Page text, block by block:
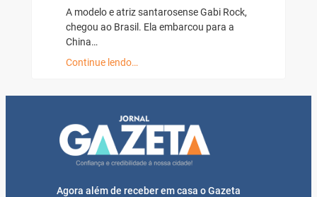
A modelo e atriz santarosense Gabi Rock,
chegou ao Brasil. Ela embarcou para a
China…
Continue lendo…
Agora além de receber em casa o Gazeta